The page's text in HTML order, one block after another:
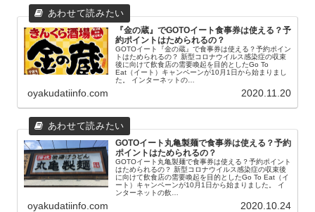
『金の蔵』でGOTOイート食事券は使える？予
約ポイントはためられるの？
GOTOイート『金の蔵』で食事券は使える？予約ポイン
トはためられるの？ 新型コロナウイルス感染症の収束
後に向けて飲食店の需要喚起を目的としたGo To
Eat（イート）キャンペーンが10月1日から始まりまし
た。 インターネットの…
oyakudatiinfo.com 2020.11.20
GOTOイート丸亀製麺で食事券は使える？予約
ポイントはためられるの？
GOTOイート丸亀製麺で食事券は使える？予約ポイント
はためられるの？ 新型コロナウイルス感染症の収束後
に向けて飲食店の需要喚起を目的としたGo To Eat（イ
ート）キャンペーンが10月1日から始まりました。 イ
ンターネットの飲…
oyakudatiinfo.com 2020.10.24